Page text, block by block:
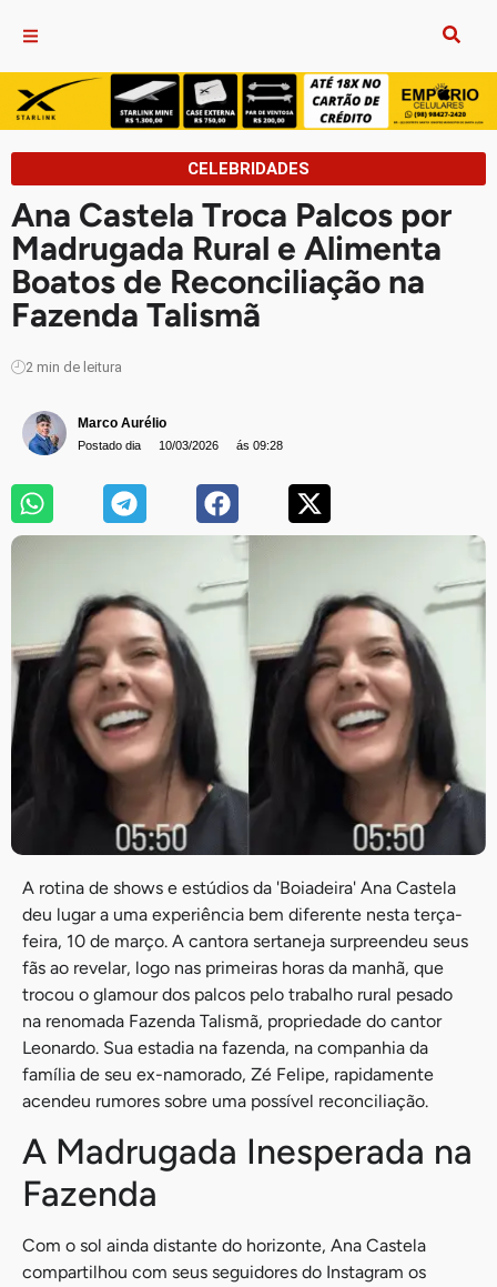
CELEBRIDADES
Ana Castela Troca Palcos por
Madrugada Rural e Alimenta
Boatos de Reconciliação na
Fazenda Talismã
2 min de leitura
Marco Aurélio
Postado dia 10/03/2026 ás 09:28
A rotina de shows e estúdios da 'Boiadeira' Ana Castela
deu lugar a uma experiência bem diferente nesta terça-
feira, 10 de março. A cantora sertaneja surpreendeu seus
fãs ao revelar, logo nas primeiras horas da manhã, que
trocou o glamour dos palcos pelo trabalho rural pesado
na renomada Fazenda Talismã, propriedade do cantor
Leonardo. Sua estadia na fazenda, na companhia da
família de seu ex-namorado, Zé Felipe, rapidamente
acendeu rumores sobre uma possível reconciliação.
A Madrugada Inesperada na
Fazenda
Com o sol ainda distante do horizonte, Ana Castela
compartilhou com seus seguidores do Instagram os